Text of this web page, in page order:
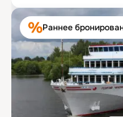
Раннее